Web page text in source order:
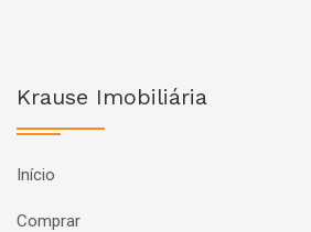
Krause Imobiliária
Início
Comprar